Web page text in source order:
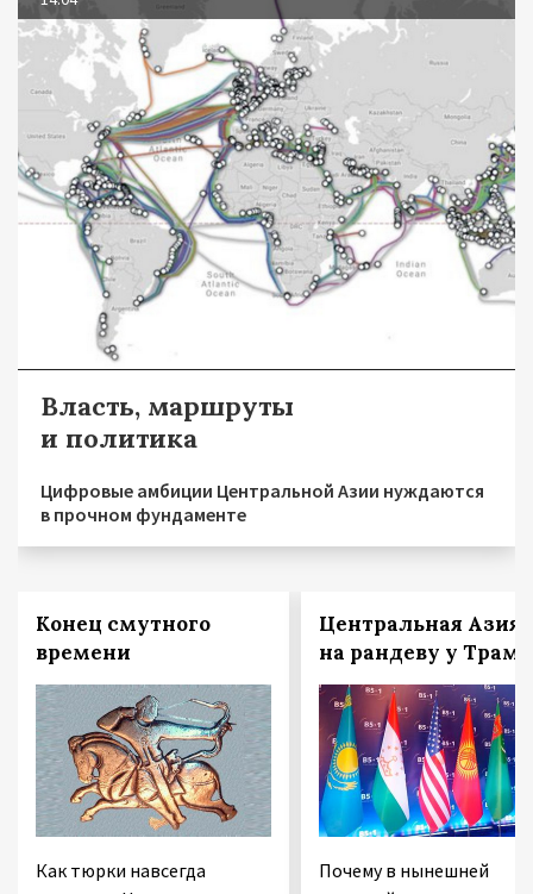
Власть, маршруты
и политика
Цифровые амбиции Центральной Азии нуждаются
в прочном фундаменте
Конец смутного
времени
Как тюрки навсегда
Центральная Азия
на рандеву у
Почему в нынешней